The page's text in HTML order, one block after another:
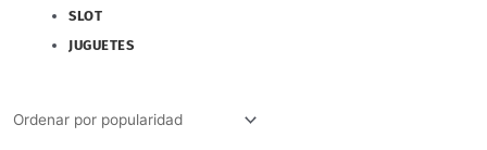
SLOT
JUGUETES